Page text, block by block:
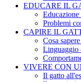
EDUCARE IL
Educazione
Problemi
CAPIRE IL
Cosa
Linguaggio
VIVERE CON
Il gatto